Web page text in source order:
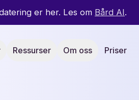
er her. Les om Bård AI.
Ressurser Om oss Priser